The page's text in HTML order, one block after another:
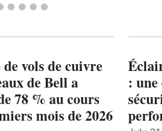
vols de cuivre
de Bell a
78 % au cours
mois de 2026
: une